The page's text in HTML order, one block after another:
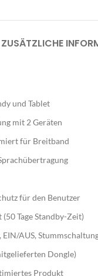
Raumakustik
Beleuchtungen
ZUSÄTZLICHE
und Tablet
mit 2 Geräten
für Breitband
für den Benutzer
Tage Standby-Zeit)
AUS,
Dongle)
Produkt